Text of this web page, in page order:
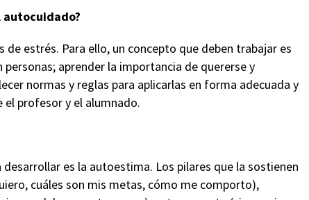
autocuidado?
estrés. Para ello, un concepto que deben trabajar es
aprender la importancia de quererse y
normas y reglas para aplicarlas en forma adecuada y
profesor y el alumnado.
es la autoestima. Los pilares que la sostienen
cuáles son mis metas, cómo me comporto),